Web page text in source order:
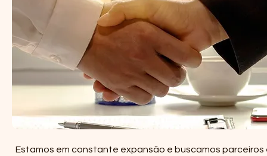
Estamos em constante expansão e buscamos parceiros